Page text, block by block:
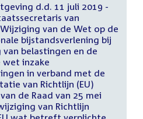
d.d. 11 juli 2019 -
van
van de Wet op de
bijstandsverlening bij
van belastingen en de
wet inzake
in verband met de
van Richtlijn (EU)
de Raad van 25 mei
van Richtlijn